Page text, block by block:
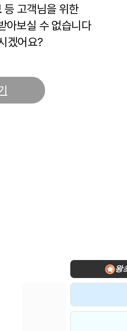
등 고객님을 위한
아보실 수 없습니다
겠어요?
왕